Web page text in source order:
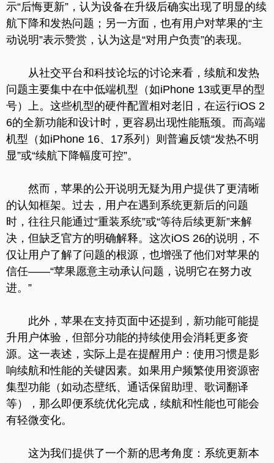
示“后悔更新”，认为设备在升级后确实出现了明显的续
航下降和发热问题；另一方面，也有用户对苹果的“主
动说明”表示赞赏，认为这是“对用户负责”的表现。
从社交平台和科技论坛的讨论来看，续航和发热
问题主要集中在中低端机型（如iPhone 13或更早的型
号）上。这些机型的硬件配置相对老旧，在运行iOS 2
6的全新功能和设计时，更容易出现性能瓶颈。而高端
机型（如iPhone 16、17系列）则普遍反馈“发热不明
显”或“续航下降幅度可控”。
然而，苹果的公开说明无疑为用户提供了更清晰
的认知框架。过去，用户在遇到系统更新后的问题
时，往往只能通过“重装系统”或“等待后续更新”来解
决，但缺乏官方的明确解释。这次iOS 26的说明，不
仅让用户了解了问题的根源，也增强了他们对苹果的
信任——“苹果愿意主动承认问题，说明它在努力改
进。”
此外，苹果在支持页面中还提到，新功能可能提
升用户体验，但部分功能的持续使用会消耗更多资
源。这一表述，实际上是在提醒用户：使用习惯是影
响续航和性能的关键因素。如果用户频繁使用资源密
集型功能（如动态壁纸、通话保留助理、歌词翻译
等），那么即便系统优化完成，续航和性能也可能会
有轻微变化。
这为我们提供了一个新的思考角度：系统更新本